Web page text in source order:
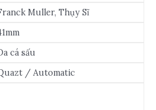
Muller, Thụy Sĩ
cá sấu
/ Automatic